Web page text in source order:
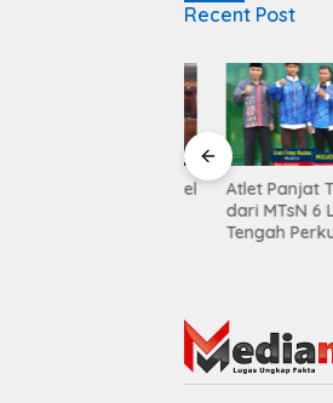
Recent Post
Atlet Panjat
dari MTsN 6
Tengah Perkuat